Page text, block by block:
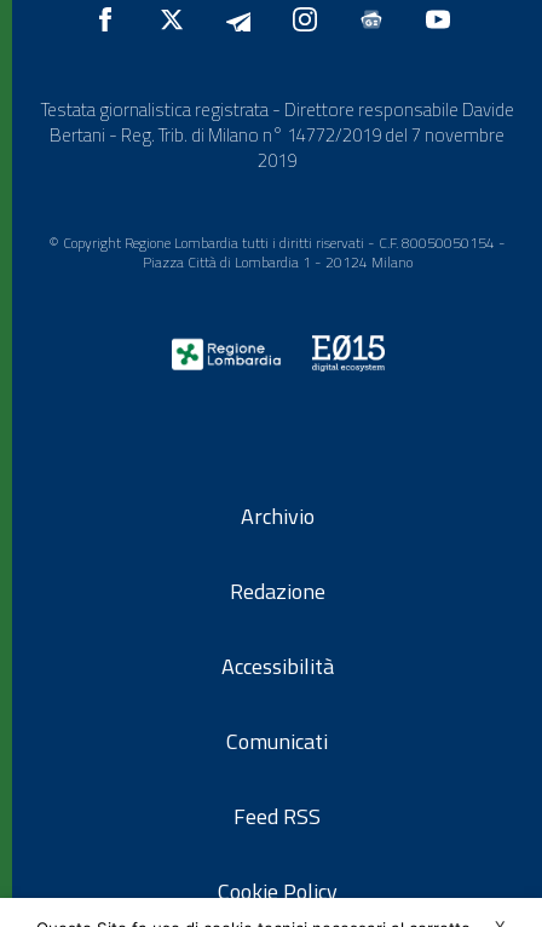
Testata giornalistica registrata - Direttore responsabile Davide
Bertani - Reg. Trib. di Milano n° 14772/2019 del 7 novembre
2019
© Copyright Regione Lombardia tutti i diritti riservati - C.F. 80050050154 -
Piazza Città di Lombardia 1 - 20124 Milano
Archivio
Redazione
Accessibilità
Comunicati
Feed RSS
Cookie Policy